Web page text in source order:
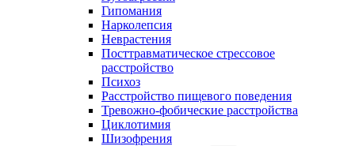
Гипомания
Нарколепсия
Неврастения
Посттравматическое стрессовое
расстройство
Психоз
Расстройство пищевого поведения
Тревожно-фобические расстройства
Циклотимия
Шизофрения